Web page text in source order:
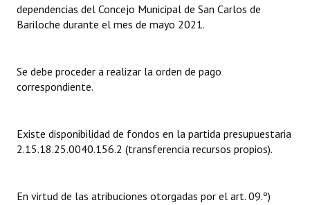
NORMATIVA
Resoluciones
INSTITUCIONAL
dependencias del Concejo Municipal de San Carlos de
Bariloche durante el mes de mayo 2021.
Se debe proceder a realizar la orden de pago
correspondiente.
Existe disponibilidad de fondos en la partida presupuestaria
2.15.18.25.0040.156.2 (transferencia recursos propios).
En virtud de las atribuciones otorgadas por el art. 09.º)